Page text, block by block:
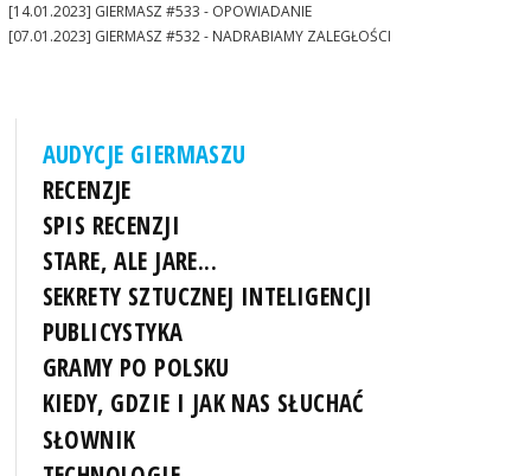
[14.01.2023] GIERMASZ #533 - OPOWIADANIE
[07.01.2023] GIERMASZ #532 - NADRABIAMY ZALEGŁOŚCI
AUDYCJE GIERMASZU
RECENZJE
SPIS RECENZJI
STARE, ALE JARE...
SEKRETY SZTUCZNEJ INTELIGENCJI
PUBLICYSTYKA
GRAMY PO POLSKU
KIEDY, GDZIE I JAK NAS SŁUCHAĆ
SŁOWNIK